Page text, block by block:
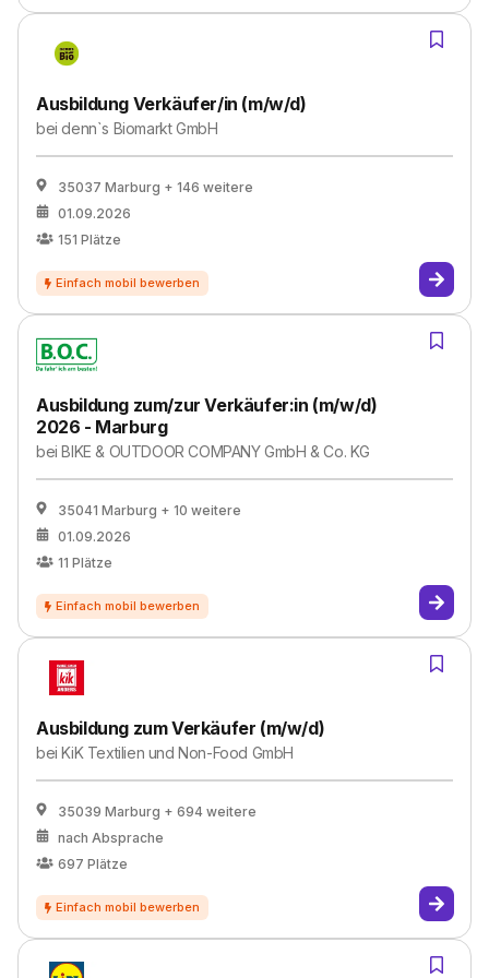
Ausbildung Verkäufer/in (m/w/d)
beidenn`s Biomarkt GmbH
35037 Marburg + 146 weitere
01.09.2026
151 Plätze
Ausbildung zum/zur Verkäufer:in (m/w/d)
2026 - Marburg
beiBIKE & OUTDOOR COMPANY GmbH & Co. KG
35041 Marburg + 10 weitere
01.09.2026
11 Plätze
Ausbildung zum Verkäufer (m/w/d)
beiKiK Textilien und Non-Food GmbH
35039 Marburg + 694 weitere
nach Absprache
697 Plätze